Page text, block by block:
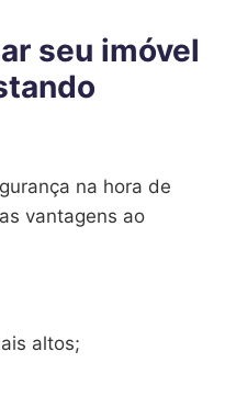
seu imóvel
na hora de
vantagens ao
altos;